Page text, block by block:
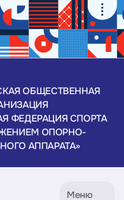
ОБЩЕСТВЕННАЯ
ФЕДЕРАЦИЯ СПОРТА
ОПОРНО-
АППАРАТА»
Меню